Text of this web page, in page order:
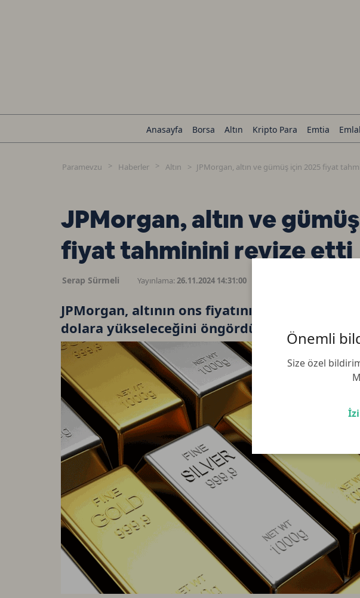
Önemli
Size özel
Anasayfa Borsa Altın Kripto Para Emtia
Paramevzu Haberler Altın JPMorgan, altın ve gümüş için 2025 fiyat
JPMorgan, altın ve
fiyat tahminini revize etti
Serap Sürmeli Yayınlama:26.11.2024 14:31:00
JPMorgan, altının ons fiyatının 2025'te 3 bin
dolara yükseleceğini öngördü